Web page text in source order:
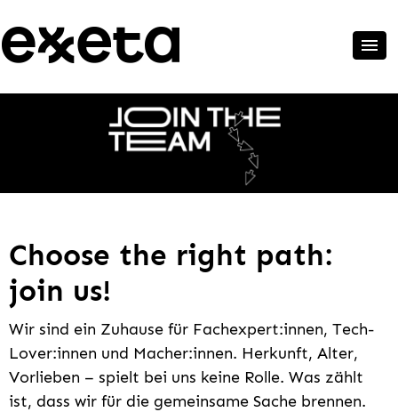
Choose the right path:
join us!
Wir sind ein Zuhause für Fachexpert:innen, Tech-
Lover:innen und Macher:innen. Herkunft, Alter,
Vorlieben – spielt bei uns keine Rolle. Was zählt
ist, dass wir für die gemeinsame Sache brennen.